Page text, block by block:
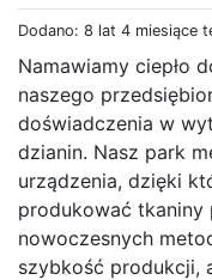
Dodano: 8 lat 4 miesiące
Namawiamy ciepło
naszego
doświadczenia w
dzianin. Nasz park
urządzenia, dzięki
produkować tkaniny
nowoczesnych
szybkość produkcji,